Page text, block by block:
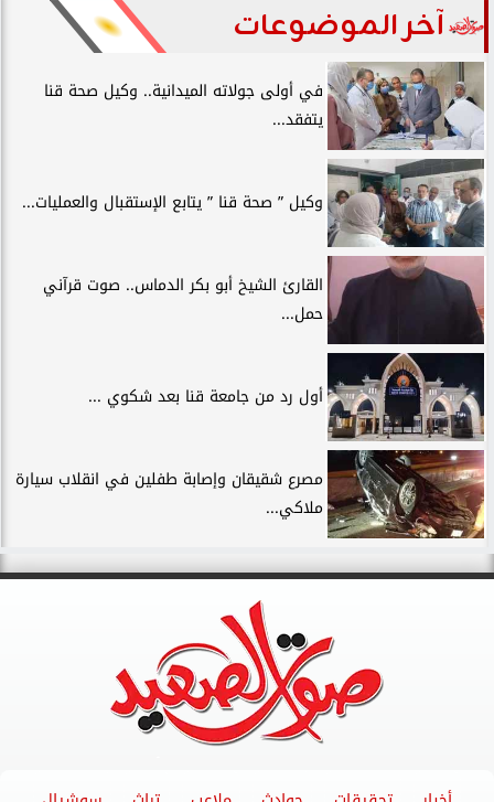
آخر الموضوعات
في أولى جولاته الميدانية.. وكيل صحة قنا
يتفقد...
وكيل ” صحة قنا ” يتابع الإستقبال والعمليات...
القارئ الشيخ أبو بكر الدماس.. صوت قرآني
حمل...
أول رد من جامعة قنا بعد شكوي ...
مصرع شقيقان وإصابة طفلين في انقلاب سيارة
ملاكي...